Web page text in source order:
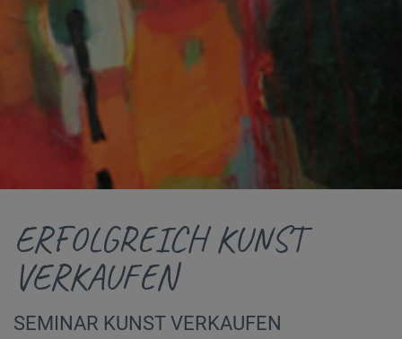
ERFOLGREICH KUNST
VERKAUFEN
SEMINAR KUNST VERKAUFEN